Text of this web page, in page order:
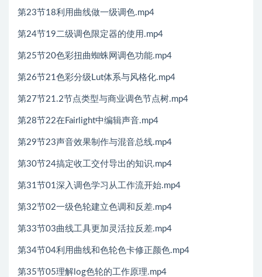
第23节18利用曲线做一级调色.mp4
第24节19二级调色限定器的使用.mp4
第25节20色彩扭曲蜘蛛网调色功能.mp4
第26节21色彩分级Lut体系与风格化.mp4
第27节21.2节点类型与商业调色节点树.mp4
第28节22在Fairlight中编辑声音.mp4
第29节23声音效果制作与混音总线.mp4
第30节24搞定收工交付导出的知识.mp4
第31节01深入调色学习从工作流开始.mp4
第32节02一级色轮建立色调和反差.mp4
第33节03曲线工具更加灵活拉反差.mp4
第34节04利用曲线和色轮色卡修正颜色.mp4
第35节05理解log色轮的工作原理.mp4